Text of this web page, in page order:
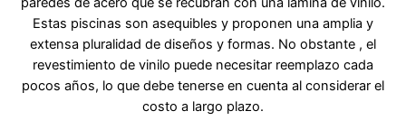
Estas piscinas son asequibles y proponen una amplia y
extensa pluralidad de diseños y formas. No obstante , el
revestimiento de vinilo puede necesitar reemplazo cada
pocos años, lo que debe tenerse en cuenta al considerar el
costo a largo plazo.